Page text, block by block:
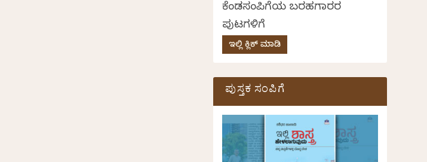
ಕೆಂಡಸಂಪಿಗೆಯ ಬರಹಗಾರರ
ಪುಟಗಳಿಗೆ
ಇಲ್ಲಿ ಕ್ಲಿಕ್ ಮಾಡಿ
ಪುಸ್ತಕ ಸಂಪಿಗೆ